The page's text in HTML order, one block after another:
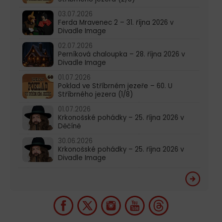
03.07.2026
Ferda Mravenec 2 – 31. října 2026 v
Divadle Image
02.07.2026
Perníková chaloupka – 28. října 2026 v
Divadle Image
01.07.2026
Poklad ve Stříbrném jezeře – 60. U
Stříbrného jezera (1/8)
01.07.2026
Krkonošské pohádky – 25. října 2026 v
Děčíně
30.06.2026
Krkonošské pohádky – 25. října 2026 v
Divadle Image